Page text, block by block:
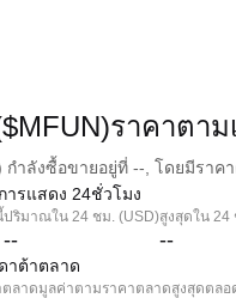
ราคาตาม
กำลังซื้อขายอยู่ที่ --, โดยมีราค
ารแสดง 24ชั่วโมง
ปริมาณใน 24 ชม. (USD)
--
สูงสุดใน 24
--
าต้าตลาด
ลาดมูลค่าตามราคาตลาดสูงสุดตลอ